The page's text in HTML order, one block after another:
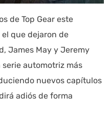
de Top Gear este
que dejaron de
James May y Jeremy
serie automotriz más
nuevos capítulos
adiós de forma